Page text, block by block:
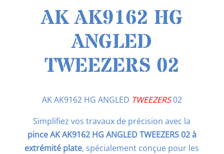
AK AK9162 HG
ANGLED
TWEEZERS 02
AK AK9162 HG ANGLED TWEEZERS02
Simplifiez vos travaux de précision avec la
pince AK AK9162 HG ANGLED TWEEZERS 02 à
extrémité plate, spécialement conçue pour les